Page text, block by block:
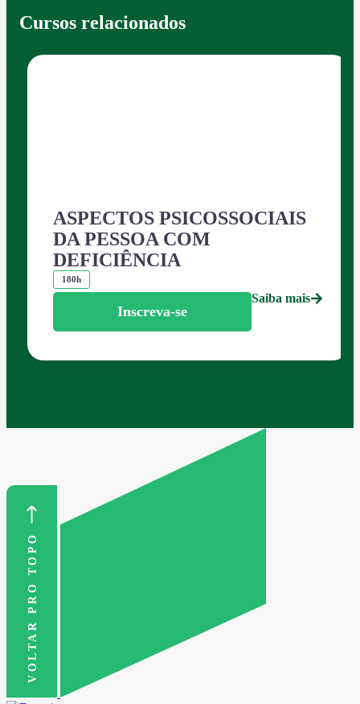
Cursos relacionados
ASPECTOS PSICOSSOCIAIS
DA PESSOA COM
DEFICIÊNCIA
180h
Inscreva-se
Saiba mais
VOLTAR PRO TOPO